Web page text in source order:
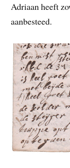
Adriaan heeft
aanbesteed.